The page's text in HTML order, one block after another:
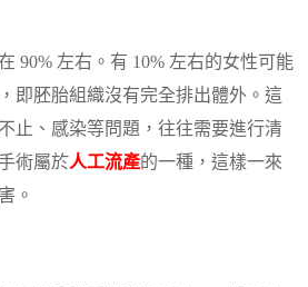
90% 左右。有 10% 左右的女性可能
即胚胎組織沒有完全排出體外。這
止、感染等問題，往往需要進行清
術屬於人工流產的一種，這樣一來
。